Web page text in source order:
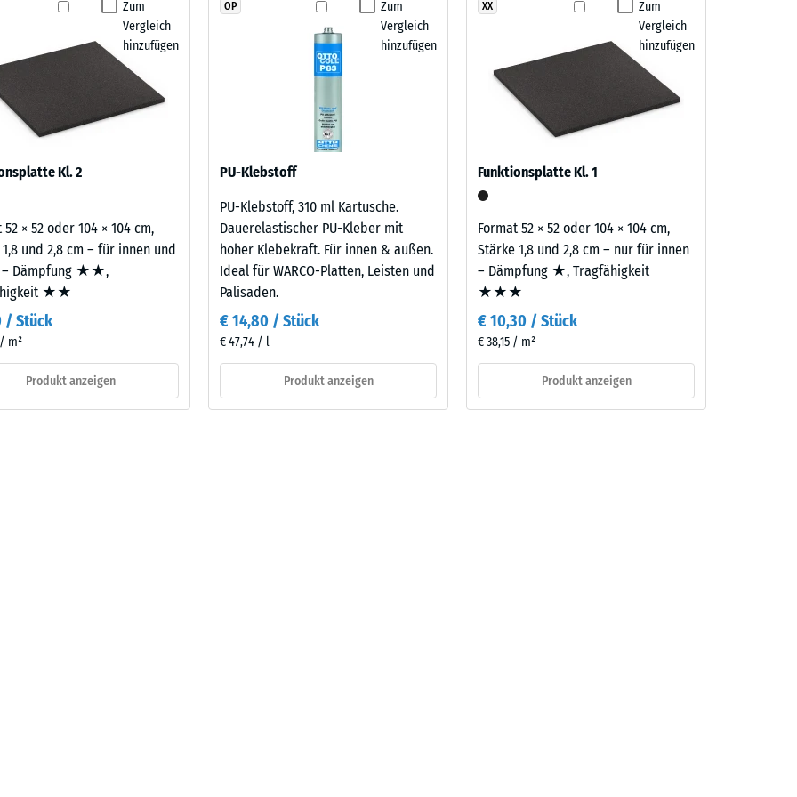
- Beständigkeit gegen abrasiven Verschleiß - Skalenwert 2 = "gut" (BS 7188)
(EN 12616) - Skalenwert 4 = Infiltration ca. 600 mm/h (600 l/h/m²)
(EN 16165) - Skalenwert 4 = mittlerer Akzeptanzwinkel ca. 16°, Gruppe R10
- Skalenwert 2 = Wärmeleitfähigkeit ca. 0,12 W/(m·K)
Produkt
Zum
Vergleich
hinzufügen
Kl. 2
52 × 52 oder 104 × 104 cm,
und 2,8 cm – für innen und
– Dämpfung ★★,
★★
/ Stück
m²
Produkt anzeigen
Zum
Vergleich
hinzufügen
OP
PU-Klebstoff
PU-Klebstoff, 310 ml Kartusche.
Dauerelastischer PU-Kleber mit
hoher Klebekraft. Für innen & außen.
Ideal für WARCO-Platten, Leisten und
Palisaden.
€ 14,80 / Stück
€ 47,74 / l
Produkt anzeigen
Zum
Vergleich
hinzufügen
XX
Funktionsplatte Kl. 1
Format 52 × 52 oder 104 × 104 cm,
Stärke 1,8 und 2,8 cm – nur für innen
– Dämpfung ★, Tragfähigkeit
★★★
€ 10,30 / Stück
€ 38,15 / m²
Produkt anzeigen